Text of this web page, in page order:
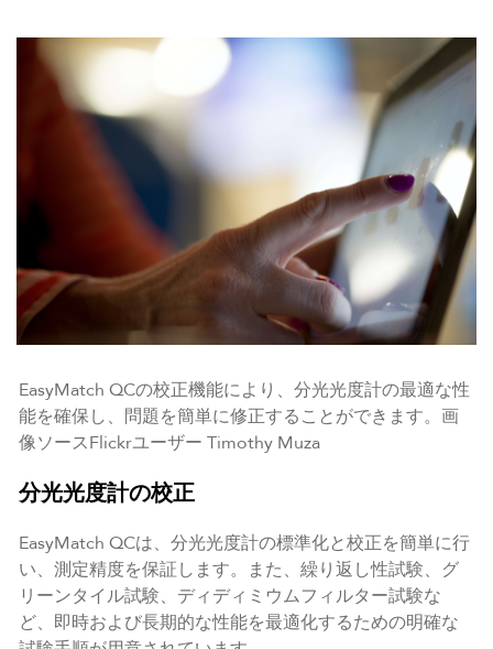
EasyMatch QCの校正機能により、分光光度計の最適な性
能を確保し、問題を簡単に修正することができます。画
像ソースFlickrユーザー Timothy Muza
分光光度計の校正
EasyMatch QCは、分光光度計の標準化と校正を簡単に行
い、測定精度を保証します。また、繰り返し性試験、グ
リーンタイル試験、ディディミウムフィルター試験な
ど、即時および長期的な性能を最適化するための明確な